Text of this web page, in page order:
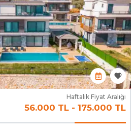
Haftalık Fiyat Aralığı
56.000 TL - 175.000 TL